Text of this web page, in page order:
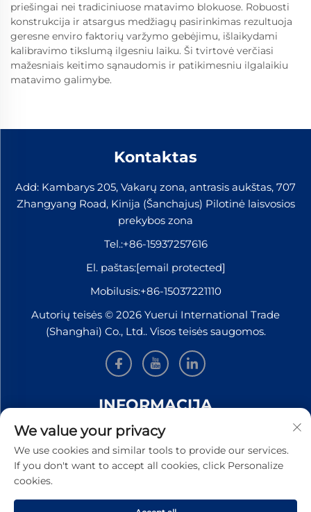
priešingai nei tradiciniuose matavimo blokuose. Robuosti
konstrukcija ir atsargus medžiagų pasirinkimas rezultuoja
geresne enviro faktorių varžymo gebėjimu, išlaikydami
kalibravimo tikslumą ilgesniu laiku. Ši tvirtovė verčiasi
mažesniais keitimo sąnaudomis ir patikimesniu ilgalaikiu
matavimo galimybe.
Kontaktas
Add: Kambarys 205, Vakarų zona, antrasis aukštas, 707
Zhangyang Road, Kinija (Šanchajus) Pilotinė laisvosios
prekybos zona
Tel.:+86-15937257616
El. paštas:[email protected]
Mobilusis:+86-15037221110
Autorių teisės © 2026 Yuerui International Trade
(Shanghai) Co., Ltd.. Visos teisės saugomos.
INFORMACIJA
Užsiregistruokite, kad gautumėte mūsų savaitinį
naujienlaiškį
We value your privacy
We use cookies and similar tools to provide our services.
If you don't want to accept all cookies, click Personalize
cookies.